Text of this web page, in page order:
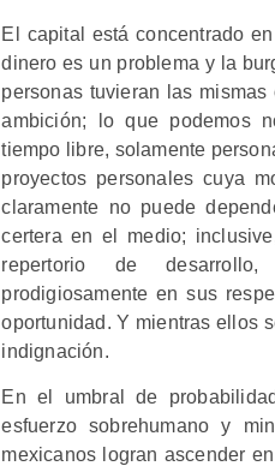
El capital está concentrado
dinero es un problema y la
personas tuvieran las
ambición; lo que podemos
tiempo libre, solamente
proyectos personales cuya
claramente no puede
certera en el medio;
repertorio de desarrollo,
prodigiosamente en sus
oportunidad. Y mientras ellos
indignación.
En el umbral de
esfuerzo sobrehumano y
mexicanos logran ascender